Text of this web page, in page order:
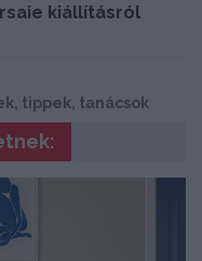
kiállításról
tippek, tanácsok